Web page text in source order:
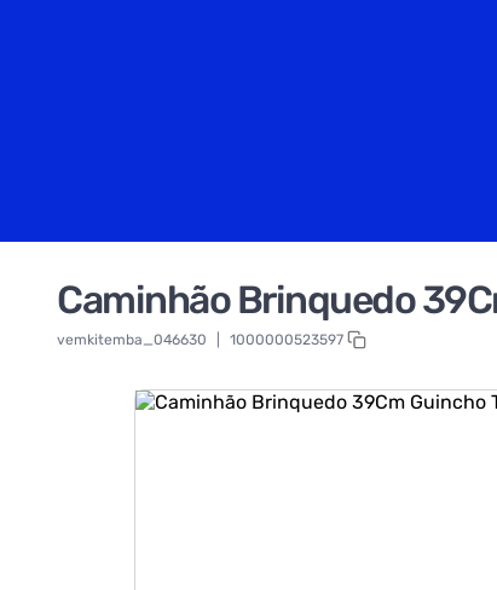
Caminhão Brinquedo
vemkitemba_046630 1000000523597